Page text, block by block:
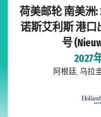
荷美邮轮 南美洲:
诺斯艾利斯 港口
号
2027
阿根廷, 乌拉